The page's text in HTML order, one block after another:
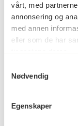
vårt, med
annonsering og
med annen
eller som de har
Nødvendig
Egenskaper
St. Olavs plass
0130 Oslo
post@koro.no